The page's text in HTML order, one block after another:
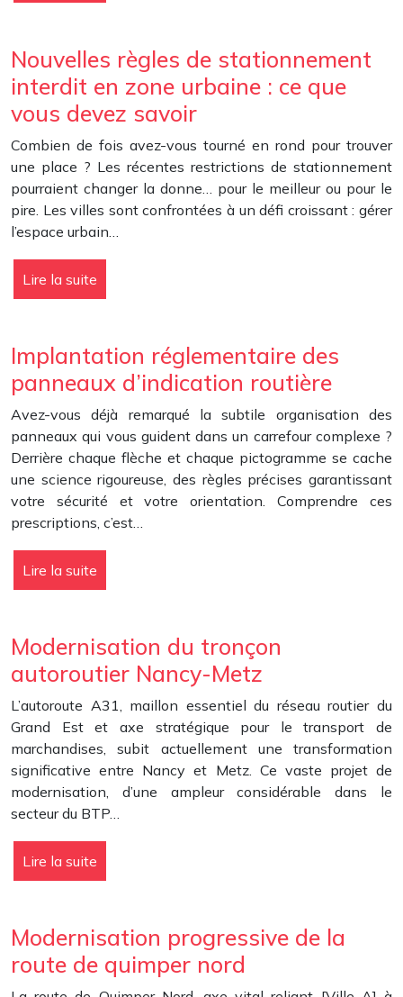
Nouvelles règles de stationnement
interdit en zone urbaine : ce que
vous devez savoir
Combien de fois avez-vous tourné en rond pour trouver
une place ? Les récentes restrictions de stationnement
pourraient changer la donne… pour le meilleur ou pour le
pire. Les villes sont confrontées à un défi croissant : gérer
l’espace urbain…
Lire la suite
Implantation réglementaire des
panneaux d’indication routière
Avez-vous déjà remarqué la subtile organisation des
panneaux qui vous guident dans un carrefour complexe ?
Derrière chaque flèche et chaque pictogramme se cache
une science rigoureuse, des règles précises garantissant
votre sécurité et votre orientation. Comprendre ces
prescriptions, c’est…
Lire la suite
Modernisation du tronçon
autoroutier Nancy-Metz
L’autoroute A31, maillon essentiel du réseau routier du
Grand Est et axe stratégique pour le transport de
marchandises, subit actuellement une transformation
significative entre Nancy et Metz. Ce vaste projet de
modernisation, d’une ampleur considérable dans le
secteur du BTP…
Lire la suite
Modernisation progressive de la
route de quimper nord